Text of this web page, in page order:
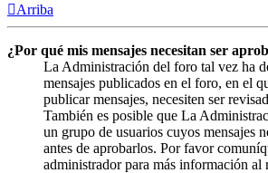
Arriba
¿Por qué mis mensajes necesitan ser
La Administración del foro tal vez ha
mensajes publicados en el foro, en el
publicar mensajes, necesiten ser
También es posible que La
un grupo de usuarios cuyos mensajes
antes de aprobarlos. Por favor
administrador para más información al